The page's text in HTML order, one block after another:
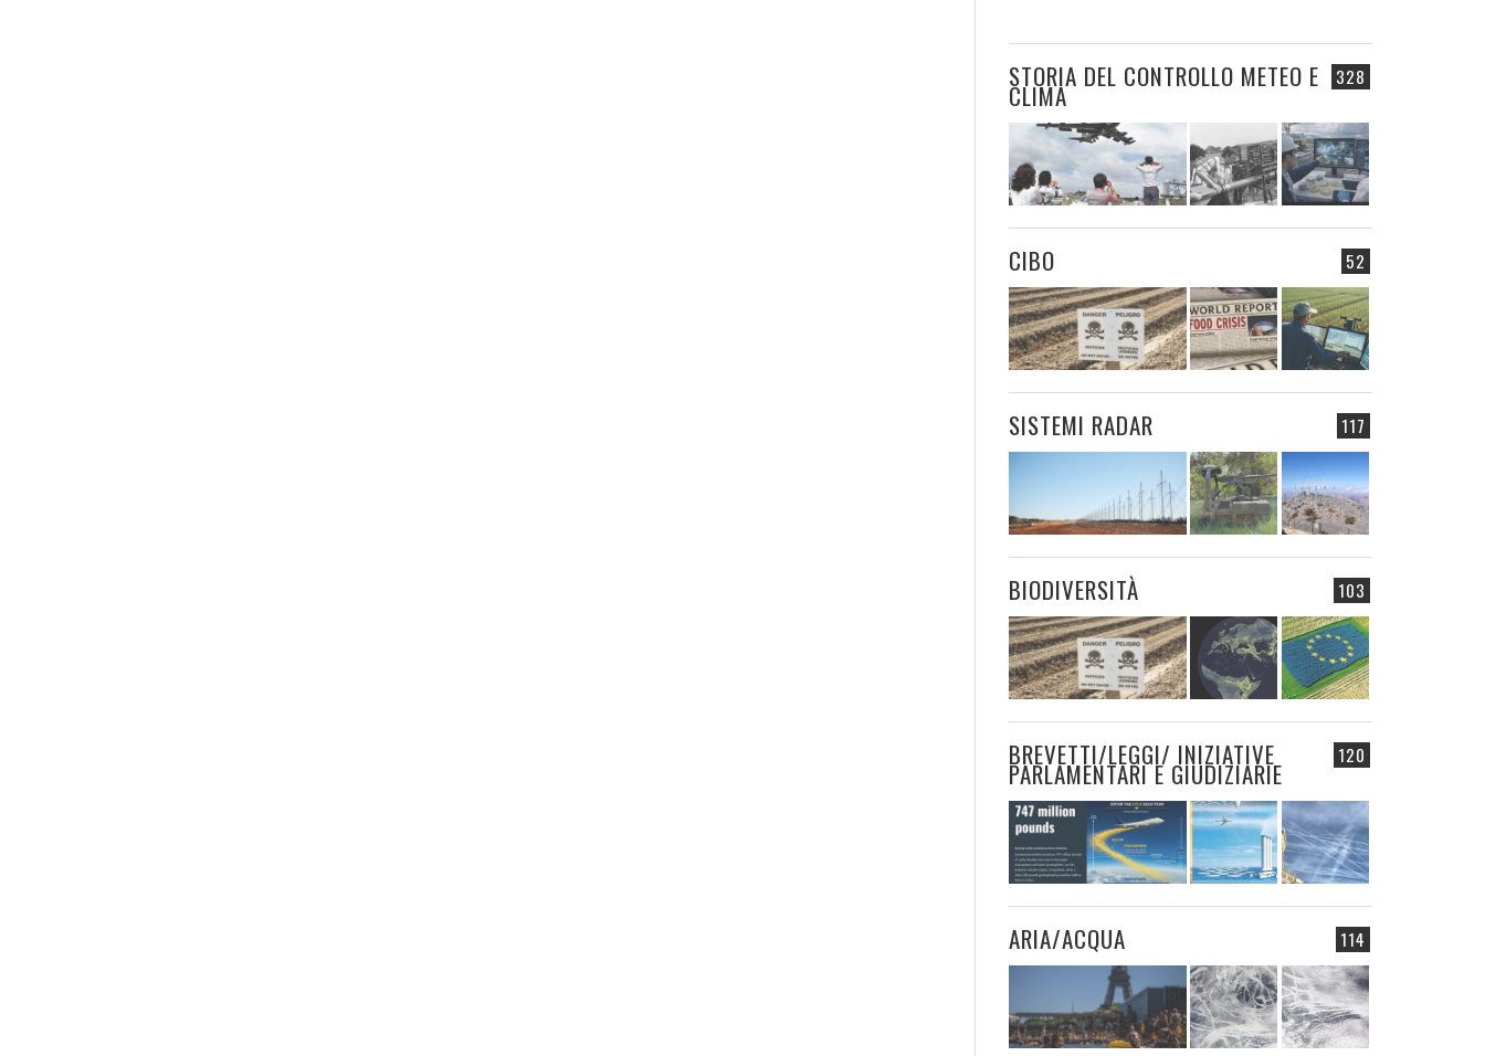
328
STORIA DEL CONTROLLO METEO E
CLIMA
52
CIBO
117
SISTEMI RADAR
103
BIODIVERSITÀ
120
BREVETTI/LEGGI/ INIZIATIVE
PARLAMENTARI E GIUDIZIARIE
114
ARIA/ACQUA